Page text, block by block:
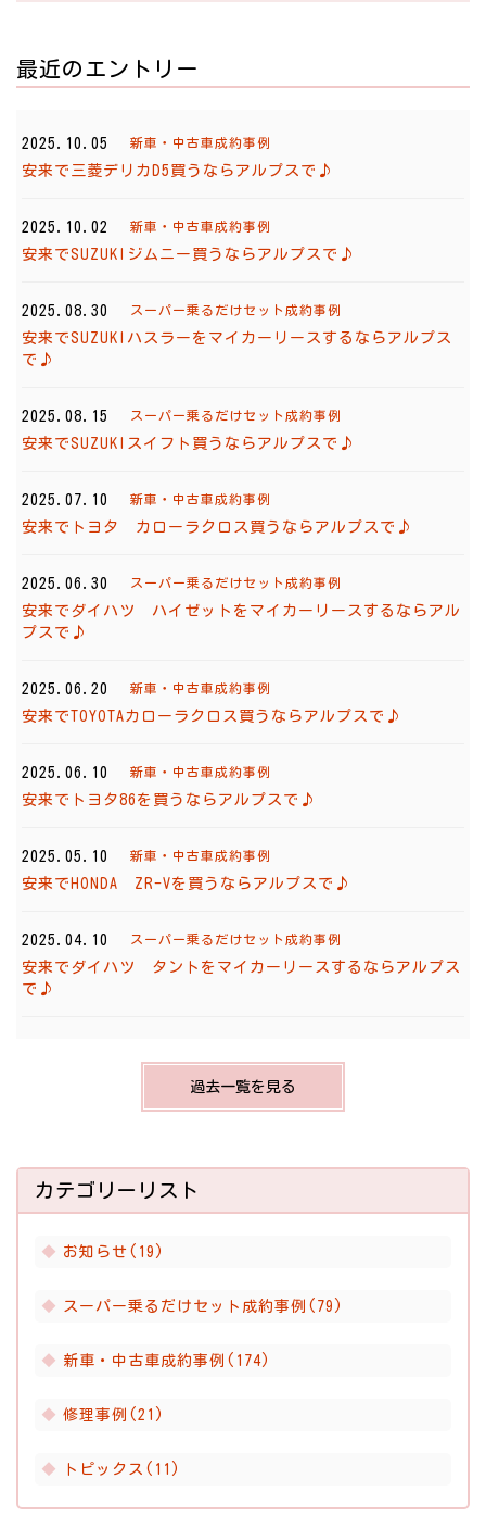
最近のエントリー
2025.10.05 新車・中古車成約事例
安来で三菱デリカD5買うならアルプスで♪
2025.10.02 新車・中古車成約事例
安来でSUZUKIジムニー買うならアルプスで♪
2025.08.30 スーパー乗るだけセット成約事例
安来でSUZUKIハスラーをマイカーリースするならアルプス
で♪
2025.08.15 スーパー乗るだけセット成約事例
安来でSUZUKIスイフト買うならアルプスで♪
2025.07.10 新車・中古車成約事例
安来でトヨタ カローラクロス買うならアルプスで♪
2025.06.30 スーパー乗るだけセット成約事例
安来でダイハツ ハイゼットをマイカーリースするならアル
プスで♪
2025.06.20 新車・中古車成約事例
安来でTOYOTAカローラクロス買うならアルプスで♪
2025.06.10 新車・中古車成約事例
安来でトヨタ86を買うならアルプスで♪
2025.05.10 新車・中古車成約事例
安来でHONDA ZR-Vを買うならアルプスで♪
2025.04.10 スーパー乗るだけセット成約事例
安来でダイハツ タントをマイカーリースするならアルプス
で♪
過去一覧を見る
カテゴリーリスト
お知らせ(19)
スーパー乗るだけセット成約事例(79)
新車・中古車成約事例(174)
修理事例(21)
トピックス(11)